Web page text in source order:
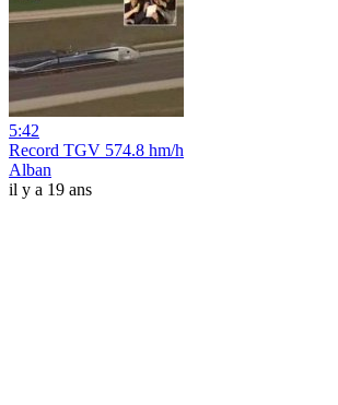
5:42
Record TGV 574.8 hm/h
Alban
il y a 19 ans